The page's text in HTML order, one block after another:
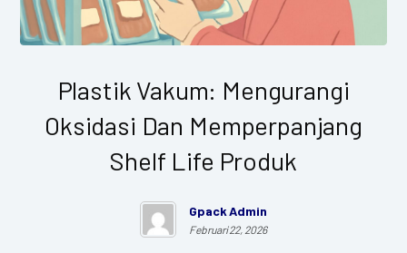
Plastik Vakum: Mengurangi
Oksidasi Dan Memperpanjang
Shelf Life Produk
Gpack Admin
Februari 22, 2026